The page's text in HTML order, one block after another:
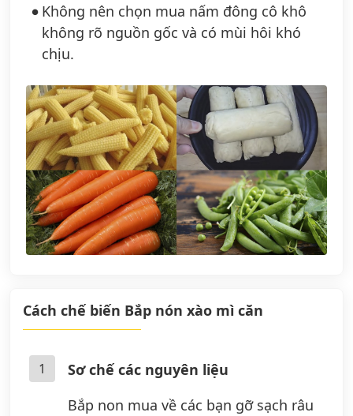
Không nên chọn mua nấm đông cô khô
không rõ nguồn gốc và có mùi hôi khó
chịu.
Cách chế biến Bắp nón xào mì căn
1
Sơ chế các nguyên liệu
Bắp non mua về các bạn gỡ sạch râu